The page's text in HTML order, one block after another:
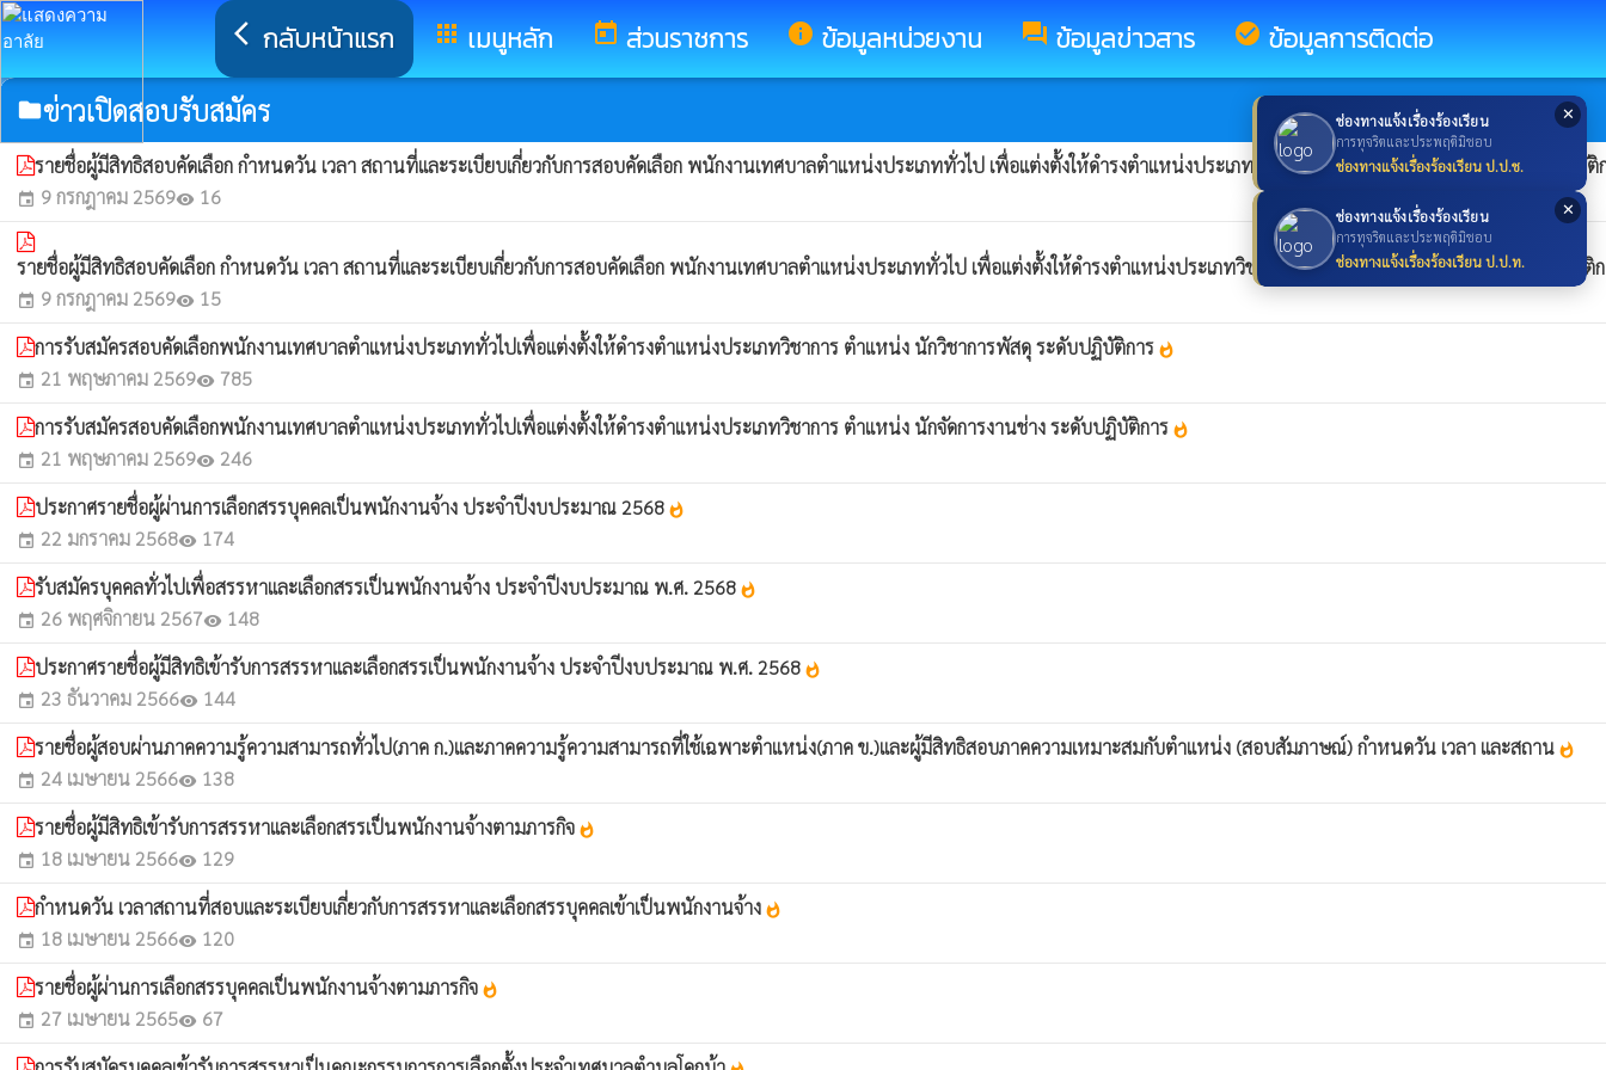
✕
ช่องทางแจ้งเรื่องร้องเรียน
การทุจริตและประพฤติมิชอบ
ช่องทางแจ้งเรื่องร้องเรียน ป.ป.ช.
✕
ช่องทางแจ้งเรื่องร้องเรียน
การทุจริตและประพฤติมิชอบ
ช่องทางแจ้งเรื่องร้องเรียน ป.ป.ท.
arrow_back_ios กลับหน้าแรก apps เมนูหลัก today ส่วนราชการ info ข้อมูลหน่วยงาน forum ข้อมูลข่าวสาร check_circle ข้อมูลการติดต่อ
folderข่าวเปิดสอบรับสมัคร
รายชื่อผู้มีสิทธิสอบคัดเลือก กำหนดวัน เวลา สถานที่และระเบียบเกี่ยวกับการสอบคัดเลือก พนักงานเทศบาลตำแหน่งประเภททั่วไป เพื่อแต่งตั้งให้ดำรงตำแหน่งประเภทวิชาการ ตำแหน่ง นักวิชาการพัสดุ ระดับปฏิบัติ
event 9 กรกฎาคม 2569visibility 16
รายชื่อผู้มีสิทธิสอบคัดเลือก กำหนดวัน เวลา สถานที่และระเบียบเกี่ยวกับการสอบคัดเลือก พนักงานเทศบาลตำแหน่งประเภททั่วไป เพื่อแต่งตั้งให้ดำรงตำแหน่งประเภทวิชาการ ตำแหน่ง นักจัดการงานช่าง ระดับปฏิบัติ
event 9 กรกฎาคม 2569visibility 15
การรับสมัครสอบคัดเลือกพนักงานเทศบาลตำแหน่งประเภททั่วไปเพื่อแต่งตั้งให้ดำรงตำแหน่งประเภทวิชาการ ตำแหน่ง นักวิชาการพัสดุ ระดับปฏิบัติการ whatshot
event 21 พฤษภาคม 2569visibility 785
การรับสมัครสอบคัดเลือกพนักงานเทศบาลตำแหน่งประเภททั่วไปเพื่อแต่งตั้งให้ดำรงตำแหน่งประเภทวิชาการ ตำแหน่ง นักจัดการงานช่าง ระดับปฏิบัติการ whatshot
event 21 พฤษภาคม 2569visibility 246
ประกาศรายชื่อผู้ผ่านการเลือกสรรบุคคลเป็นพนักงานจ้าง ประจำปีงบประมาณ 2568 whatshot
event 22 มกราคม 2568visibility 174
รับสมัครบุคคลทั่วไปเพื่อสรรหาและเลือกสรรเป็นพนักงานจ้าง ประจำปีงบประมาณ พ.ศ. 2568 whatshot
event 26 พฤศจิกายน 2567visibility 148
ประกาศรายชื่อผู้มีสิทธิเข้ารับการสรรหาและเลือกสรรเป็นพนักงานจ้าง ประจำปีงบประมาณ พ.ศ. 2568 whatshot
event 23 ธันวาคม 2566visibility 144
รายชื่อผู้สอบผ่านภาคความรู้ความสามารถทั่วไป(ภาค ก.)และภาคความรู้ความสามารถที่ใช้เฉพาะตำแหน่ง(ภาค ข.)และผู้มีสิทธิสอบภาคความเหมาะสมกับตำแหน่ง (สอบสัมภาษณ์) กำหนดวัน เวลา และสถาน whatshot
event 24 เมษายน 2566visibility 138
รายชื่อผู้มีสิทธิเข้ารับการสรรหาและเลือกสรรเป็นพนักงานจ้างตามภารกิจ whatshot
event 18 เมษายน 2566visibility 129
กำหนดวัน เวลาสถานที่สอบและระเบียบเกี่ยวกับการสรรหาและเลือกสรรบุคคลเข้าเป็นพนักงานจ้าง whatshot
event 18 เมษายน 2566visibility 120
รายชื่อผู้ผ่านการเลือกสรรบุคคลเป็นพนักงานจ้างตามภารกิจ whatshot
event 27 เมษายน 2565visibility 67